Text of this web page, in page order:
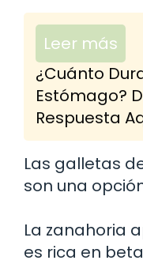
Leer más
¿Cuánto
Estómago?
Respuesta
Las galletas
son una
La zanahoria
es rica en